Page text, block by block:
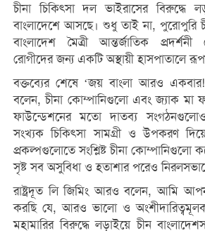
চীনা চিকিৎসা দল ভাইরাসের বিরুদ্ধে
বাংলাদেশে আসছে। শুধু তাই না, পুরোপুরি
বাংলাদেশ মৈত্রী আন্তর্জাতিক
রোগীদের জন্য একটি অস্থায়ী হাসপাতালে
বক্তব্যের শেষে ‘জয় বাংলা আরও
বলেন, চীনা কোম্পানিগুলো এবং জ্যাক মা
ফাউন্ডেশনের মতো দাতব্য
সংখ্যক চিকিৎসা সামগ্রী ও উপকরণ
প্রকল্পগুলোতে সংশ্লিষ্ট চীনা কোম্পানিগুলো
সৃষ্ট সব অসুবিধা ও হতাশার পরেও
রাষ্ট্রদূত লি জিমিং আরও বলেন, আমি
করছি যে, আরও ভালো ও
মহামারির বিরুদ্ধে লড়াইয়ে চীন